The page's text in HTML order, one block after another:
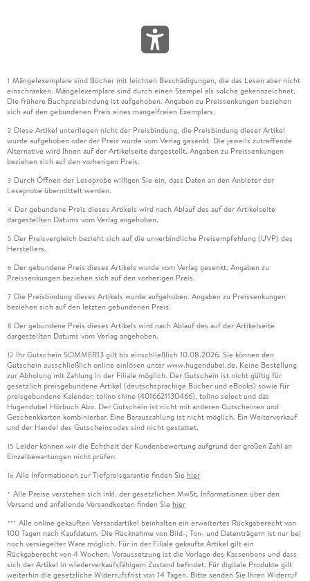
1 Mängelexemplare sind Bücher mit leichten Beschädigungen, die das Lesen aber nicht
einschränken. Mängelexemplare sind durch einen Stempel als solche gekennzeichnet.
Die frühere Buchpreisbindung ist aufgehoben. Angaben zu Preissenkungen beziehen
sich auf den gebundenen Preis eines mangelfreien Exemplars.
2 Diese Artikel unterliegen nicht der Preisbindung, die Preisbindung dieser Artikel
wurde aufgehoben oder der Preis wurde vom Verlag gesenkt. Die jeweils zutreffende
Alternative wird Ihnen auf der Artikelseite dargestellt. Angaben zu Preissenkungen
beziehen sich auf den vorherigen Preis.
3 Durch Öffnen der Leseprobe willigen Sie ein, dass Daten an den Anbieter der
Leseprobe übermittelt werden.
4 Der gebundene Preis dieses Artikels wird nach Ablauf des auf der Artikelseite
dargestellten Datums vom Verlag angehoben.
5 Der Preisvergleich bezieht sich auf die unverbindliche Preisempfehlung (UVP) des
Herstellers.
6 Der gebundene Preis dieses Artikels wurde vom Verlag gesenkt. Angaben zu
Preissenkungen beziehen sich auf den vorherigen Preis.
7 Die Preisbindung dieses Artikels wurde aufgehoben. Angaben zu Preissenkungen
beziehen sich auf den letzten gebundenen Preis.
8 Der gebundene Preis dieses Artikels wird nach Ablauf des auf der Artikelseite
dargestellten Datums vom Verlag angehoben.
12 Ihr Gutschein SOMMER13 gilt bis einschließlich 10.08.2026. Sie können den
Gutschein ausschließlich online einlösen unter www.hugendubel.de. Keine Bestellung
zur Abholung mit Zahlung in der Filiale möglich. Der Gutschein ist nicht gültig für
gesetzlich preisgebundene Artikel (deutschsprachige Bücher und eBooks) sowie für
preisgebundene Kalender, tolino shine (4016621130466), tolino select und das
Hugendubel Hörbuch Abo. Der Gutschein ist nicht mit anderen Gutscheinen und
Geschenkkarten kombinierbar. Eine Barauszahlung ist nicht möglich. Ein Weiterverkauf
und der Handel des Gutscheincodes sind nicht gestattet.
15 Leider können wir die Echtheit der Kundenbewertung aufgrund der großen Zahl an
Einzelbewertungen nicht prüfen.
16 Alle Informationen zur Tiefpreisgarantie finden Sie hier
* Alle Preise verstehen sich inkl. der gesetzlichen MwSt. Informationen über den
Versand und anfallende Versandkosten finden Sie hier
*** Alle online gekauften Versandartikel beinhalten ein erweitertes Rückgaberecht von
100 Tagen nach Kaufdatum. Die Rücknahme von Bild-, Ton- und Datenträgern ist nur bei
noch versiegelter Ware möglich. Für in der Filiale gekaufte Artikel gilt ein
Rückgaberecht von 4 Wochen. Voraussetzung ist die Vorlage des Kassenbons und dass
sich der Artikel in wiederverkaufsfähigem Zustand befindet. Für digitale Produkte gilt
weiterhin die gesetzliche Widerrufsfrist von 14 Tagen. Bitte senden Sie Ihren Widerruf